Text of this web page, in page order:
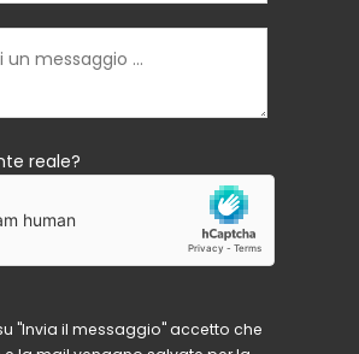
reale?
"Invia il messaggio" accetto che